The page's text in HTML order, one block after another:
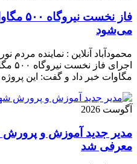
فاز
می‌شود
محمودآباد آنلاین : نماینده مردم
مگاوات خبر داد و گفت: این
آگوست 2026
مدیر جدید آموزش و پرورش
معرفی شد